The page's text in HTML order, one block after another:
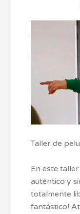
Taller de
En este
auténtico y
totalmente
fantástico!